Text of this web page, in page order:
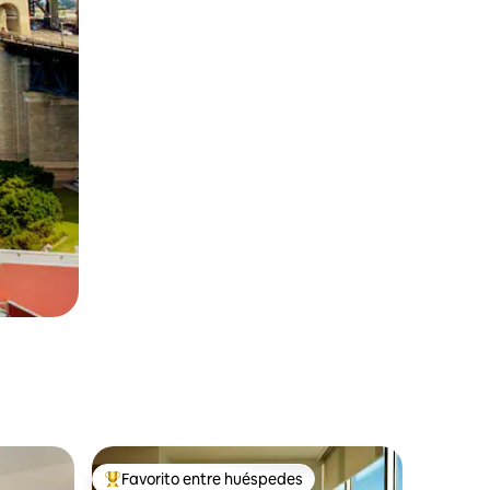
Favorito entre huéspedes